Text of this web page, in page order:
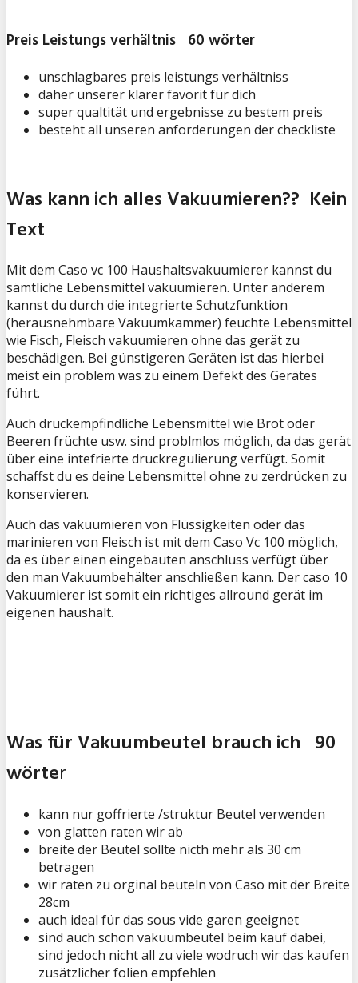
Preis Leistungs verhältnis 60 wörter
unschlagbares preis leistungs verhältniss
daher unserer klarer favorit für dich
super qualtität und ergebnisse zu bestem preis
besteht all unseren anforderungen der checkliste
Was kann ich alles Vakuumieren?? Kein
Text
Mit dem Caso vc 100 Haushaltsvakuumierer kannst du
sämtliche Lebensmittel vakuumieren. Unter anderem
kannst du durch die integrierte Schutzfunktion
(herausnehmbare Vakuumkammer) feuchte Lebensmittel
wie Fisch, Fleisch vakuumieren ohne das gerät zu
beschädigen. Bei günstigeren Geräten ist das hierbei
meist ein problem was zu einem Defekt des Gerätes
führt.
Auch druckempfindliche Lebensmittel wie Brot oder
Beeren früchte usw. sind problmlos möglich, da das gerät
über eine intefrierte druckregulierung verfügt. Somit
schaffst du es deine Lebensmittel ohne zu zerdrücken zu
konservieren.
Auch das vakuumieren von Flüssigkeiten oder das
marinieren von Fleisch ist mit dem Caso Vc 100 möglich,
da es über einen eingebauten anschluss verfügt über
den man Vakuumbehälter anschließen kann. Der caso 10
Vakuumierer ist somit ein richtiges allround gerät im
eigenen haushalt.
Was für Vakuumbeutel brauch ich 90
wörter
kann nur goffrierte /struktur Beutel verwenden
von glatten raten wir ab
breite der Beutel sollte nicth mehr als 30 cm
betragen
wir raten zu orginal beuteln von Caso mit der Breite
28cm
auch ideal für das sous vide garen geeignet
sind auch schon vakuumbeutel beim kauf dabei,
sind jedoch nicht all zu viele wodruch wir das kaufen
zusätzlicher folien empfehlen